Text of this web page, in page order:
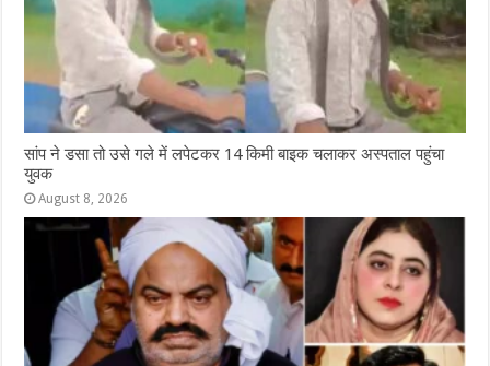
सांप ने डसा तो उसे गले में लपेटकर 14 किमी बाइक चलाकर अस्पताल पहुंचा
युवक
August 8, 2026